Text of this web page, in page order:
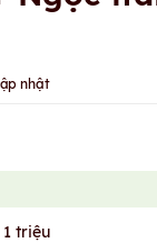
nhật
triệu